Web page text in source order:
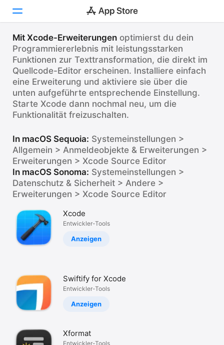
Entdecken
Arcade
Erstellen
Arbeiten
Spielen
Entwickeln
Kategorien
Suchen
Plattform
iPhone
iPad
Vision
Watch
TV
Effektive Xcode-
Erweiterungen
Verbessere deine Programmierleistung.
Mit Xcode-Erweiterungen optimierst du dein
Programmiererlebnis mit leistungsstarken
Funktionen zur Texttransformation, die direkt im
Quellcode-Editor erscheinen. Installiere einfach
eine Erweiterung und aktiviere sie über die
unten aufgeführte entsprechende Einstellung.
Starte Xcode dann nochmal neu, um die
Funktionalität freizuschalten.
In macOS Sequoia: Systemeinstellungen >
Allgemein > Anmeldeobjekte & Erweiterungen >
Erweiterungen > Xcode Source Editor
In macOS Sonoma: Systemeinstellungen >
Datenschutz & Sicherheit > Andere >
Erweiterungen > Xcode Source Editor
Xcode
Entwickler-Tools
Anzeigen
Swiftify for Xcode
Entwickler-Tools
Anzeigen
Xformat
Entwickler-Tools